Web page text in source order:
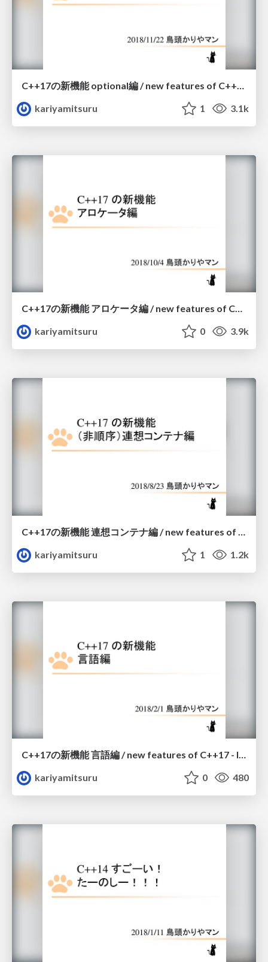
C++17の新機能 optional編 / new features of C++17 - optional
kariyamitsuru
1 3.1k
C++17の新機能 アロケータ編 / new features of C++17 - allocator
kariyamitsuru
0 3.9k
C++17の新機能 連想コンテナ編 / new features of C++17 - associative containers
kariyamitsuru
1 1.2k
C++17の新機能 言語編 / new features of C++17 - language
kariyamitsuru
0 480